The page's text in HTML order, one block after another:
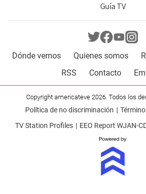
Guía TV
Dónde vernos Quienes somos
RSS
Contacto
Copyright americateve 2026. Todos los
Política de no discriminación
TV Station Profiles
EEO Report WJAN-